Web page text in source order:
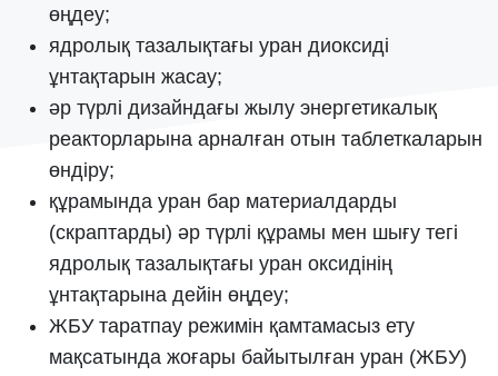
өңдеу;
ядролық тазалықтағы уран диоксиді
ұнтақтарын жасау;
әр түрлі дизайндағы жылу энергетикалық
реакторларына арналған отын таблеткаларын
өндіру;
құрамында уран бар материалдарды
(скраптарды) әр түрлі құрамы мен шығу тегі
ядролық тазалықтағы уран оксидінің
ұнтақтарына дейін өңдеу;
ЖБУ таратпау режимін қамтамасыз ету
мақсатында жоғары байытылған уран (ЖБУ)